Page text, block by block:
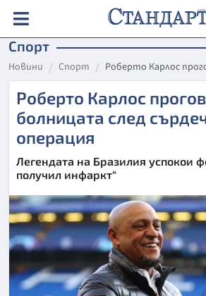
Спорт
Новини Спорт Роберто Карлос
Роберто Карлос
болницата след
операция
Легендата на Бразилия успокои
получил инфаркт“